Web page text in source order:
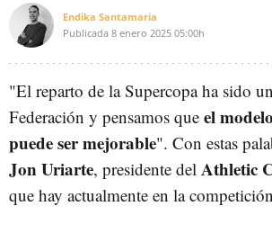
Endika Santamaria
Publicada 8 enero 2025 05:00h
"El reparto de la Supercopa ha sido
Federación y pensamos que el
puede ser mejorable". Con estas
Jon Uriarte, presidente del Athletic
que hay actualmente en la